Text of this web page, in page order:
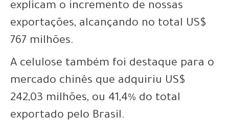
explicam o incremento de nossas
exportações, alcançando no total US$
767 milhões.
A celulose também foi destaque para o
mercado chinês que adquiriu US$
242,03 milhões, ou 41,4% do total
exportado pelo Brasil.